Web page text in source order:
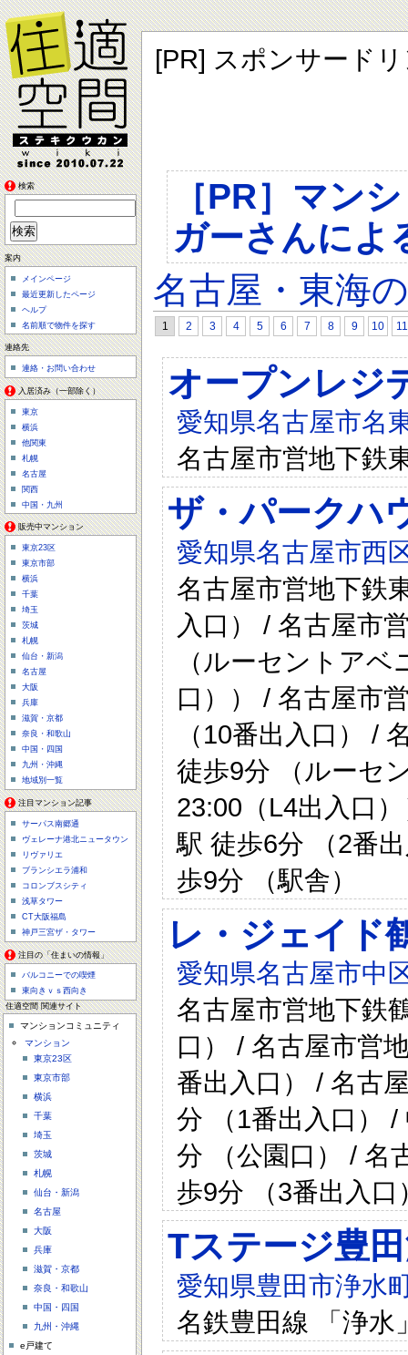
[PR] スポンサード
［PR］マン
ガーさんによ
名古屋・東海
1 2 3 4 5 6 7 8 9 10 11
オープンレジ
愛知県名古屋市名
名古屋市営地下鉄
ザ・パークハ
愛知県名古屋市西
名古屋市営地下鉄
入口） / 名古屋市
（ルーセントア
口）） / 名古屋市
（10番出入口） /
徒歩9分 （ルーセ
23:00（L4出入口
駅 徒歩6分 （2番
歩9分 （駅舎）
レ・ジェイド
愛知県名古屋市中
名古屋市営地下鉄
口） / 名古屋市営
番出入口） / 名古
分 （1番出入口）
分 （公園口） / 名
歩9分 （3番出入口
Tステージ豊
愛知県豊田市浄水
名鉄豊田線 「浄水
検索
案内
メインページ
最近更新したページ
ヘルプ
名前順で物件を探す
連絡先
連絡・お問い合わせ
入居済み（一部除く）
東京
横浜
他関東
札幌
名古屋
関西
中国・九州
販売中マンション
東京23区
東京市部
横浜
千葉
埼玉
茨城
札幌
仙台・新潟
名古屋
大阪
兵庫
滋賀・京都
奈良・和歌山
中国・四国
九州・沖縄
地域別一覧
注目マンション記事
サーパス南郷通
ヴェレーナ港北ニュータウン
リヴァリエ
ブランシエラ浦和
コロンブスシティ
浅草タワー
CT大阪福島
神戸三宮ザ・タワー
注目の「住まいの情報」
バルコニーでの喫煙
東向きｖｓ西向き
住適空間 関連サイト
マンションコミュニティ
マンション
東京23区
東京市部
横浜
千葉
埼玉
茨城
札幌
仙台・新潟
名古屋
大阪
兵庫
滋賀・京都
奈良・和歌山
中国・四国
九州・沖縄
e戸建て